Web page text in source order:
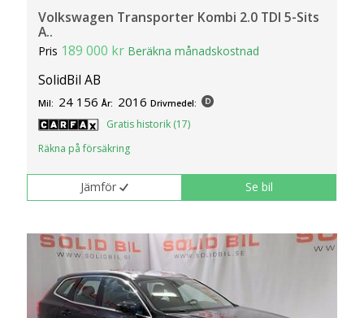
Volkswagen Transporter Kombi 2.0 TDI 5-Sits
A..
Pris 189 000 kr Beräkna månadskostnad
SolidBil AB
Mil: 24 156 År: 2016 Drivmedel:
Gratis historik (17)
Räkna på försäkring
Jämför Se bil